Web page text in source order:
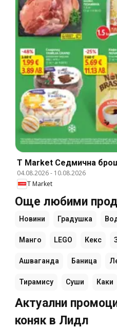
T Market Cедмична
04.08.2026- 10.08.2026
T Market
Още любими
Новини Градушка
Манго LEGO Кекс
Ашваганда Баница
Тирамису Суши Каки
Актуални
коняк в Лидл